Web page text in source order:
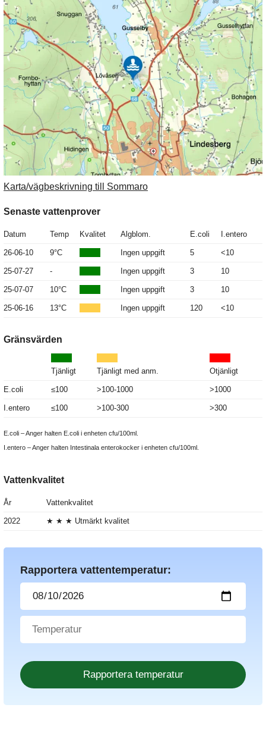
Karta/vägbeskrivning till Sommaro
Senaste vattenprover
Datum Temp Kvalitet Algblom. E.coli I.entero
26-06-10 9°C Ingen uppgift 5 <10
25-07-27 - Ingen uppgift 3 10
25-07-07 10°C Ingen uppgift 3 10
25-06-16 13°C Ingen uppgift 120 <10
Gränsvärden
Tjänligt Tjänligt med anm. Otjänligt
E.coli ≤100 >100-1000 >1000
I.entero ≤100 >100-300 >300
E.coli – Anger halten E.coli i enheten cfu/100ml.
I.entero – Anger halten Intestinala enterokocker i enheten cfu/100ml.
Vattenkvalitet
År Vattenkvalitet
2022 ★ ★ ★ Utmärkt kvalitet
Rapportera vattentemperatur: